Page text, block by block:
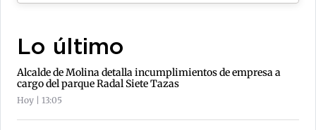
Lo último
Alcalde de Molina detalla incumplimientos de empresa a
cargo del parque Radal Siete Tazas
Hoy | 13:05